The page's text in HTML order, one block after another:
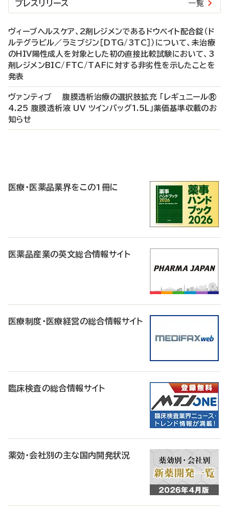
プレスリリース 一覧
ヴィーブヘルスケア、2剤レジメンであるドウベイト配合錠（ド
ルテグラビル／ラミブジン［DTG/3TC］）について、未治療
のHIV陽性成人を対象とした初の直接比較試験において、3
剤レジメンBIC/FTC/TAFに対する非劣性を示したことを
発表
ヴァンティブ 腹膜透析治療の選択肢拡充 「レギュニール®
4.25 腹膜透析液 UV ツインバッグ1.5L」薬価基準収載のお
知らせ
医療・医薬品業界をこの1冊に
医薬品産業の英文総合情報サイト
医療制度・医療経営の総合情報サイト
臨床検査の総合情報サイト
薬効・会社別の主な国内開発状況